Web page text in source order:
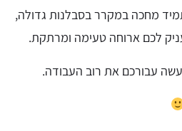
מחכה במקרר בסבלנות גדולה,
לכם ארוחה טעימה ומרתקת.
עבורכם את רוב העבודה.